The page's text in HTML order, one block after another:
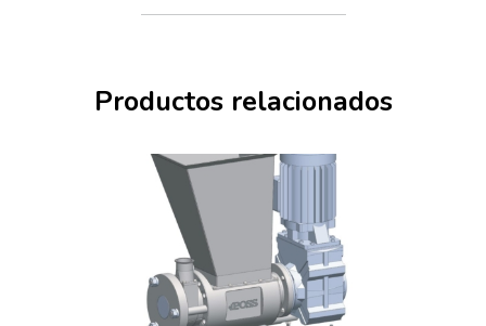
Productos relacionados